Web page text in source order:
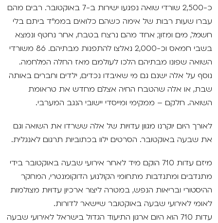
מועדון אנגלית לכל המשפחה
ראשון בקולנוע
שלישי בשלייקס
אפטר בסינמטק
Teen Screen
קולנוע ישראלי
לפי ימים
סינמטק קאלט על הגג 2026
נבחרי דוקאביב 2026
אירועים מיוחדים
הגלריה
לאזור האישי
כ-2,500 שורדי שואה נפגעו ישירות ב-7 באוקטובר. רבים מהם
עברו שעות רבות של אימה כשהם כלואים בממ"ד ביתם בלי
חשמל, מים ומזון; אחד מהם נרצח בטבח, אחר נחטף ונמצא
בשבי חמאס וכ-2,000 נאלצו להתפנות מבתיהם. 86 משורדי
השואה שפונו מבתיהם הלכו לעולמם מאז החלה המלחמה.
נוסף על אלה ישנם גם מי שאיבדו נכדים, ילדים וחברים באותה
שבת, או אלה שהטבח החיה אצלם מחדש את טראומת
השואה. חלקם – ממקימי ומייסדי יישובי הנגב המערבי.
לאורך היום יוקרנו מגוון עדויות של אלה ששרדו את השואה וגם
את שבעה באוקטובר. הסרטים ילוו בכתוביות תרגום לאנגלית.
מיזם עדות 710 הוקם מיד לאחר אירועי שבעה באוקטובר בידי
מתנדבים ומתנדבות מתחומי הקולנוע הדוקומנטרי, המחקר
ההיסטורי ובריאות הנפש, במטרה ליצור ארכיון עדויות מצולמות
לאומי לאירועי שבעה באוקטובר שיישאר לדורות.
עדות 710 הוא היום ארגון התיעוד הגדול בישראל לאירועי שבעה